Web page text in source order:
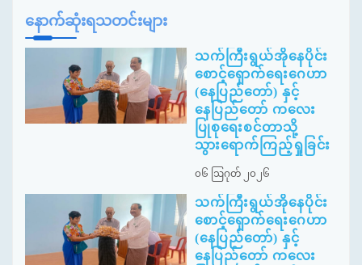
နောက်ဆုံးရသတင်းများ
သက်ကြီးရွယ်အိုနေပိုင်း
စောင့်ရှောက်ရေးဂေဟာ
(နေပြည်တော်) နှင့်
နေပြည်တော် ကလေး
ပြုစုရေးစင်တာသို့
သွားရောက်ကြည့်ရှုခြင်း
၀၆ ဩဂုတ် ၂၀၂၆
သက်ကြီးရွယ်အိုနေပိုင်း
စောင့်ရှောက်ရေးဂေဟာ
(နေပြည်တော်) နှင့်
နေပြည်တော် ကလေး